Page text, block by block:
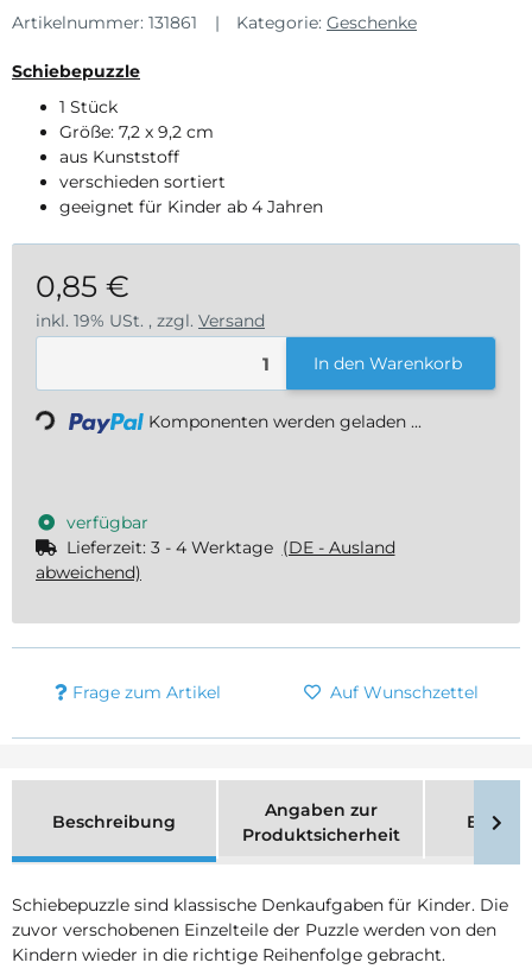
Artikelnummer: 131861 Kategorie: Geschenke
Schiebepuzzle
1 Stück
Größe: 7,2 x 9,2 cm
aus Kunststoff
verschieden sortiert
geeignet für Kinder ab 4 Jahren
0,85 €
inkl. 19% USt. , zzgl. Versand
In den Warenkorb
Loading... Komponenten werden geladen ...
verfügbar
Lieferzeit: 3 - 4 Werktage (DE - Ausland
abweichend)
Frage zum Artikel Auf Wunschzettel
Beschreibung
Angaben zur
Produktsicherheit
Schiebepuzzle sind klassische Denkaufgaben für Kinder. Die
zuvor verschobenen Einzelteile der Puzzle werden von den
Kindern wieder in die richtige Reihenfolge gebracht.